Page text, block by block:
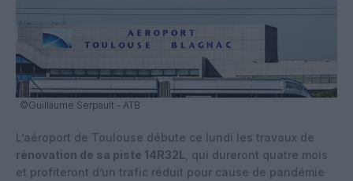
©Guillaume Serpault - ATB
L’aéroport de Toulouse débute ce lundi les travaux de
rénovation de sa piste 14R32L , qui dureront quatre mois
et profiteront d’un trafic réduit pour cause de pandémie